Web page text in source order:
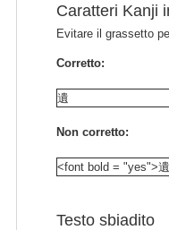
Caratteri Kanji
Evitare il grassetto
Corretto:
遺
Non corretto:
<font bold = "yes">
Testo sbiadito